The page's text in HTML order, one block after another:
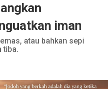
STORIES
RAGAM
iman
atau bahkan sepi
tiba.